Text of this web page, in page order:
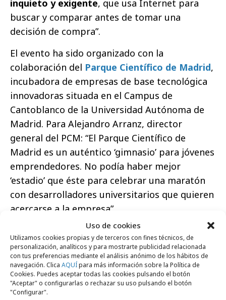
Uso de cookies
Utilizamos cookies propias y de terceros con fines técnicos, de
personalización, analíticos y para mostrarte publicidad relacionada
con tus preferencias mediante el análisis anónimo de los hábitos de
navegación. Clica AQUÍpara más información sobre la Política de
Cookies. Puedes aceptar todas las cookies pulsando el botón
"Aceptar" o configurarlas o rechazar su uso pulsando el botón
"Configurar".
inquieto y exigente, que usa Internet para
buscar y comparar antes de tomar una
decisión de compra”.
El evento ha sido organizado con la
colaboración del Parque Científico de Madrid,
incubadora de empresas de base tecnológica
innovadoras situada en el Campus de
Cantoblanco de la Universidad Autónoma de
Madrid. Para Alejandro Arranz, director
general del PCM: “El Parque Científico de
Madrid es un auténtico ‘gimnasio’ para jóvenes
emprendedores. No podía haber mejor
‘estadio’ que éste para celebrar una maratón
con desarrolladores universitarios que quieren
acercarse a la empresa”.
El maratón ha contado además con la
colaboración de empresas como Microsoft,
Sony, Nespresso, Coca Cola, Redbull, Nestlé,
Dove, Renova o Colgate, que han contribuido
con premios y productos para el“kit de